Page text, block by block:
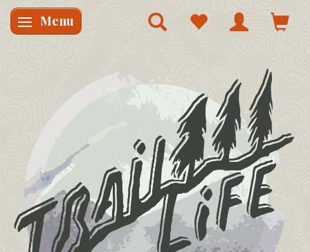
Skifte navigation
Menu